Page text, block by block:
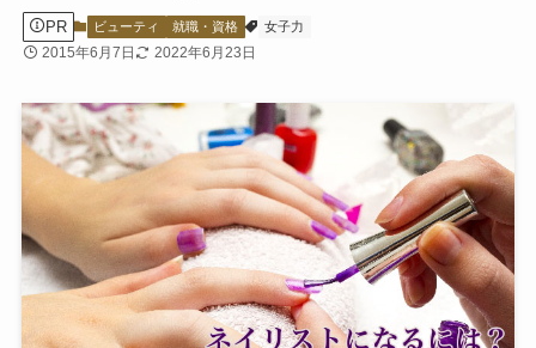
PR ビューティ 就職・資格 女子力
2015年6月7日 2022年6月23日